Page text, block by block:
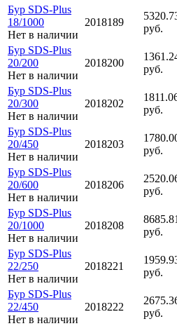
Бур SDS-Plus
18/1000
Нет в наличии
2018189
руб.
Бур SDS-Plus
20/200
Нет в наличии
2018200
руб.
Бур SDS-Plus
20/300
Нет в наличии
2018202
руб.
Бур SDS-Plus
20/450
Нет в наличии
2018203
руб.
Бур SDS-Plus
20/600
Нет в наличии
2018206
руб.
Бур SDS-Plus
20/1000
Нет в наличии
2018208
руб.
Бур SDS-Plus
22/250
Нет в наличии
2018221
руб.
Бур SDS-Plus
22/450
Нет в наличии
2018222
руб.